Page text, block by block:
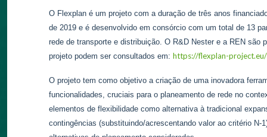
O Flexplan é um projeto com a duração de três anos
de 2019 e é desenvolvido em consórcio com um total de 13
rede de transporte e distribuição. O R&D Nester e a REN
projeto podem ser consultados em: https://flexplan-project.eu/
O projeto tem como objetivo a criação de uma inovadora
funcionalidades, cruciais para o planeamento de rede no
elementos de flexibilidade como alternativa à tradicional
contingências (substituindo/acrescentando valor ao critério